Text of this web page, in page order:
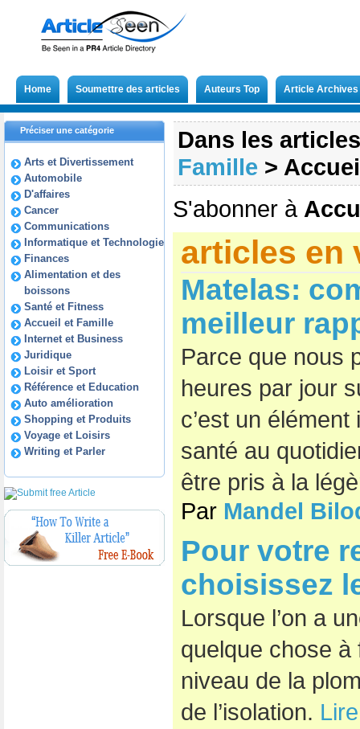
Home Soumettre des articles Auteurs Top Article Archives
Préciser une catégorie
Arts et Divertissement
Automobile
D'affaires
Cancer
Communications
Informatique et Technologie
Finances
Alimentation et des
boissons
Santé et Fitness
Accueil et Famille
Internet et Business
Juridique
Loisir et Sport
Référence et Education
Auto amélioration
Shopping et Produits
Voyage et Loisirs
Writing et Parler
Dans les
Famille >
S'abonner à
articles en
Matelas:
meilleur
Parce que nous
heures par jour
c’est un
santé au
être pris à la
Par Mandel
Pour votre
choisissez
Lorsque l’on a
quelque chose
niveau de la
de l’isolation.